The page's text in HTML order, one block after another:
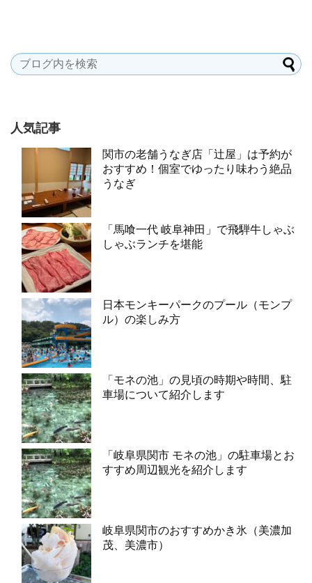
人気記事
関市の老舗うなぎ店「辻屋」は予約が
おすすめ！個室でゆったり味わう絶品
うなぎ
「馬喰一代 岐阜神田」で飛騨牛しゃぶ
しゃぶランチを堪能
日本モンキーパークのプール（モンプ
ル）の楽しみ方
「モネの池」の見頃の時期や時間、駐
車場について紹介します
「岐阜県関市 モネの池」の駐車場とお
すすめ周辺観光を紹介します
岐阜県関市のおすすめかき氷（美濃加
茂、美濃市）